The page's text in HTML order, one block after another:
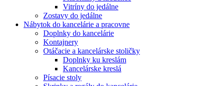
Vitríny do jedálne
Zostavy do jedálne
Nábytok do kancelárie a pracovne
Doplnky do kancelárie
Kontajnery
Otáčacie a kancelárske stoličky
Doplnky ku kreslám
Kancelárske kreslá
Písacie stoly